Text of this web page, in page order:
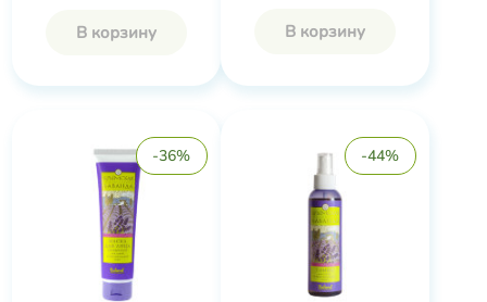
В корзину В корзину
-36% -44%